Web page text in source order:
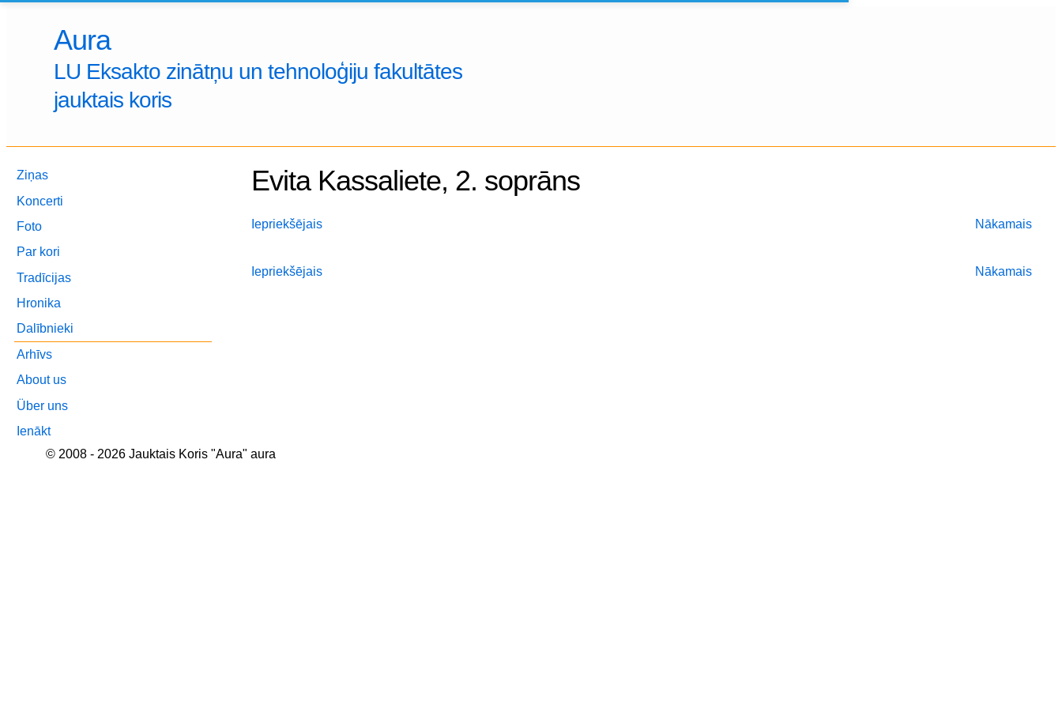
Aura
LU Eksakto zinātņu un tehnoloģiju fakultātes
jauktais koris
Ziņas
Koncerti
Foto
Par kori
Tradīcijas
Hronika
Dalībnieki
Arhīvs
About us
Über uns
Ienākt
Evita Kassaliete, 2. soprāns
Iepriekšējais Nākamais
Iepriekšējais Nākamais
© 2008 - 2026 Jauktais Koris "Aura" aura